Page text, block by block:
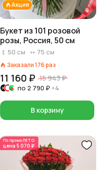
Акция
Букет из 101 розовой
розы, Россия, 50 см
50 см 75 см
Заказали176раз
11 160 ₽ 15 943 ₽
по 2 790 ₽ ×4
В корзину
По промоЛЕТО
цена 5 070 ₽